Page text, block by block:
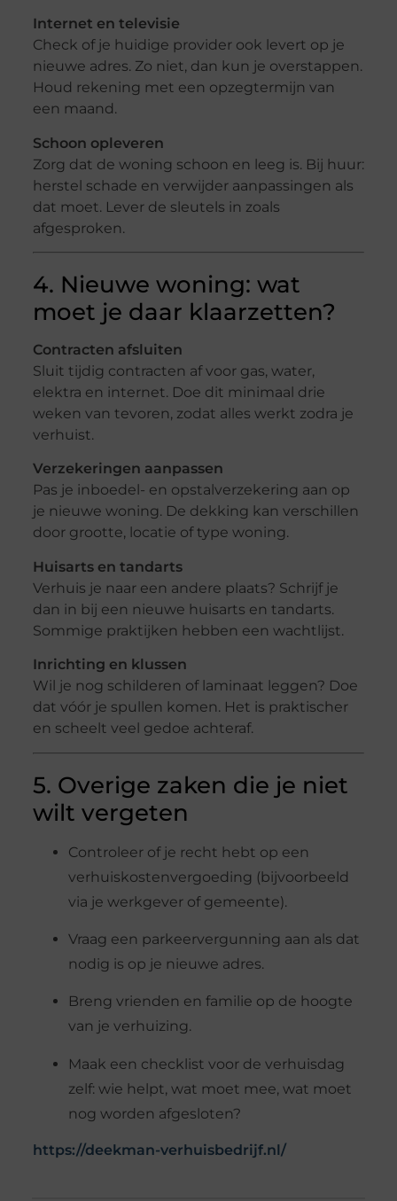
Internet en televisie
Check of je huidige provider ook levert op je
nieuwe adres. Zo niet, dan kun je overstappen.
Houd rekening met een opzegtermijn van
een maand.
Schoon opleveren
Zorg dat de woning schoon en leeg is. Bij huur:
herstel schade en verwijder aanpassingen als
dat moet. Lever de sleutels in zoals
afgesproken.
4. Nieuwe woning: wat
moet je daar klaarzetten?
Contracten afsluiten
Sluit tijdig contracten af voor gas, water,
elektra en internet. Doe dit minimaal drie
weken van tevoren, zodat alles werkt zodra je
verhuist.
Verzekeringen aanpassen
Pas je inboedel- en opstalverzekering aan op
je nieuwe woning. De dekking kan verschillen
door grootte, locatie of type woning.
Huisarts en tandarts
Verhuis je naar een andere plaats? Schrijf je
dan in bij een nieuwe huisarts en tandarts.
Sommige praktijken hebben een wachtlijst.
Inrichting en klussen
Wil je nog schilderen of laminaat leggen? Doe
dat vóór je spullen komen. Het is praktischer
en scheelt veel gedoe achteraf.
5. Overige zaken die je niet
wilt vergeten
Controleer of je recht hebt op een
verhuiskostenvergoeding (bijvoorbeeld
via je werkgever of gemeente).
Vraag een parkeervergunning aan als dat
nodig is op je nieuwe adres.
Breng vrienden en familie op de hoogte
van je verhuizing.
Maak een checklist voor de verhuisdag
zelf: wie helpt, wat moet mee, wat moet
nog worden afgesloten?
https://deekman-verhuisbedrijf.nl/